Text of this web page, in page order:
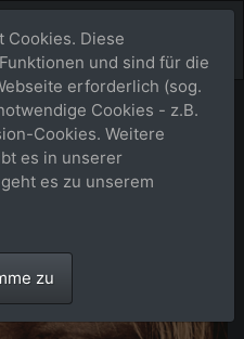
Cookies. Diese
und sind für die
erforderlich (sog.
Cookies - z.B.
Cookies. Weitere
es in unserer
es zu unserem
zu